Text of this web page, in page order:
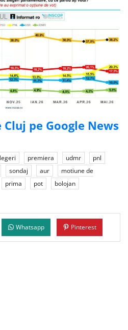
pe Google News
premiera udmr
pnl
sondaj aur
motiune de
prima pot bolojan
Whatsapp Pinterest